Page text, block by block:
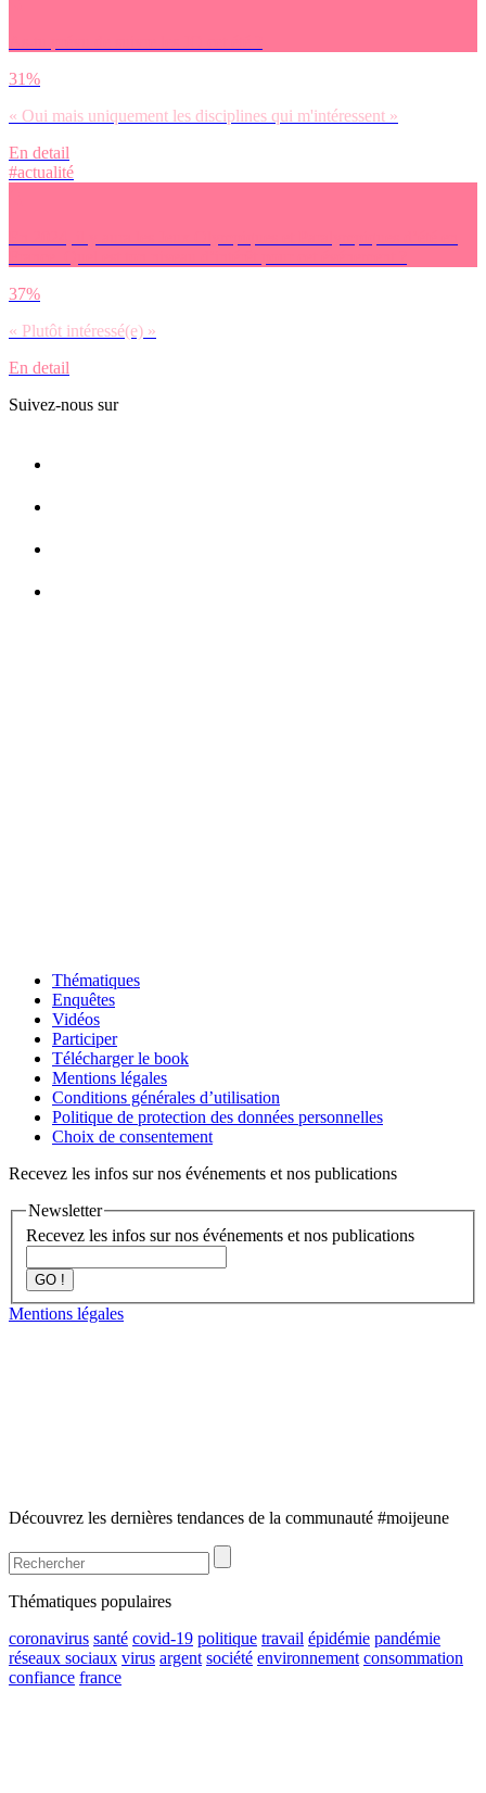
31%
« Oui mais uniquement les disciplines qui m'intéressent »
En detail
#actualité
37%
« Plutôt intéressé(e) »
En detail
Suivez-nous sur
Thématiques
Enquêtes
Vidéos
Participer
Télécharger le book
Mentions légales
Conditions générales d’utilisation
Politique de protection des données personnelles
Choix de consentement
Recevez les infos sur nos événements et nos publications
Newsletter
Recevez les infos sur nos événements et nos publications
GO !
Mentions légales
Découvrez les dernières tendances de la communauté #moijeune
Thématiques populaires
coronavirus santé covid-19 politique travail épidémie pandémie
réseaux sociaux virus argent société environnement consommation
confiance france